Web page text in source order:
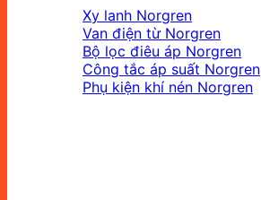
Xy lanh Norgren
Van điện từ Norgren
Bộ lọc điêu áp Norgren
Công tắc áp suất Norgren
Phụ kiện khí nén Norgren